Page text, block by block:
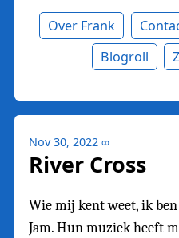
Over Frank
Blogroll
Nov 30, 2022 ∞
River Cross
Wie mij kent weet, ik
Jam. Hun muziek heeft